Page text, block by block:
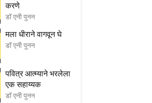
करणे
डॉ एनी पुनन
मला धीराने वागवून घे
डॉ एनी पुनन
पवित्र आत्म्याने भरलेला
एक सहाय्यक
डॉ एनी पुनन